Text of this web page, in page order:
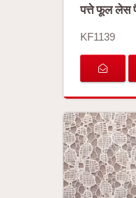
पत्ते फूल लेस
KF1139